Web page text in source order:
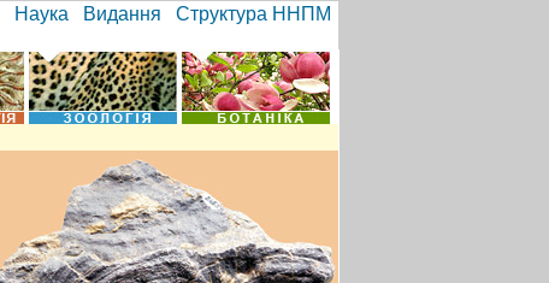
Наука Видання Структура ННПМ